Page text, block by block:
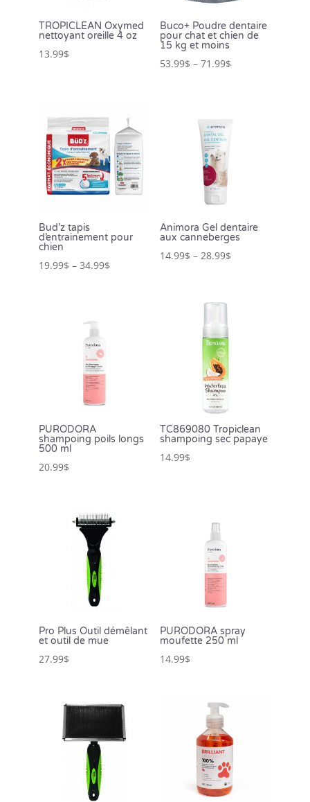
TROPICLEAN Oxymed
nettoyant oreille 4 oz
13.99$
Buco+ Poudre dentaire
pour chat et chien de
15 kg et moins
53.99$ – 71.99$
Bud’z tapis
d’entrainement pour
chien
19.99$ – 34.99$
Animora Gel dentaire
aux canneberges
14.99$ – 28.99$
PURODORA
shampoing poils longs
500 ml
20.99$
TC869080 Tropiclean
shampoing sec papaye
14.99$
Pro Plus Outil démêlant
et outil de mue
27.99$
PURODORA spray
moufette 250 ml
14.99$